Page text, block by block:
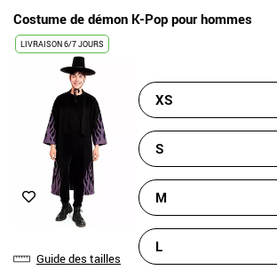
Costume de démon K-Pop pour hommes
LIVRAISON 6/7 JOURS
Guide des tailles
XS
S
M
L